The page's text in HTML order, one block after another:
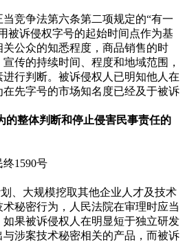
争法第六条第二项规定的“有一
被诉侵权字号的起始时间点作为基
公众的知悉程度，商品销售的时
传的持续时间、程度和地域范围，
行判断。被诉侵权人已明知他人在
先字号的市场知名度已经及于被诉
的整体判断和停止侵害民事责任的
1590号
大规模挖取其他企业人才及技术
秘密行为，人民法院在审理时应当
果被诉侵权人在明显短于独立研发
涉案技术秘密相关的产品，而被诉